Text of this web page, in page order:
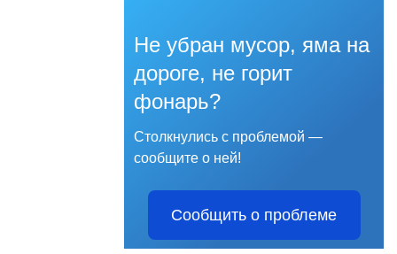
Не убран мусор, яма на
дороге, не горит
фонарь?
Столкнулись с проблемой —
сообщите о ней!
Сообщить о проблеме